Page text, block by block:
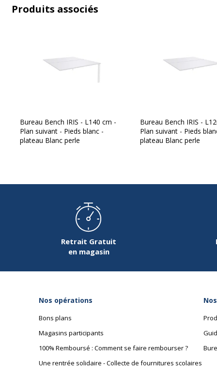
Caractéristiques environnementales
Produits associés
Bureau Bench IRIS - L140 cm -
Plan suivant - Pieds blanc -
plateau Blanc perle
Bureau Bench IRIS -
Plan suivant - Pieds
plateau Blanc perle
Retrait Gratuit
en magasin
Nos opérations
Bons plans
Magasins participants
100% Remboursé : Comment se faire rembourser ?
Une rentrée solidaire - Collecte de fournitures scolaires